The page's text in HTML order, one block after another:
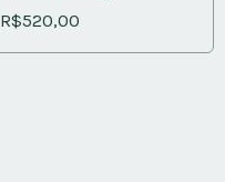
R$520,00